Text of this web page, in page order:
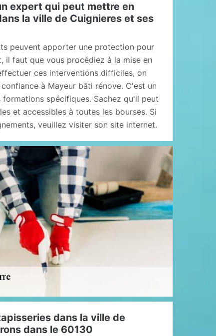
expert qui peut mettre en
la ville de Cuignieres et ses
peuvent apporter une protection pour
il faut que vous procédiez à la mise en
ces interventions difficiles, on
à Mayeur bâti rénove. C'est un
spécifiques. Sachez qu'il peut
et accessibles à toutes les bourses. Si
veuillez visiter son site internet.
dans la ville de
dans le 60130